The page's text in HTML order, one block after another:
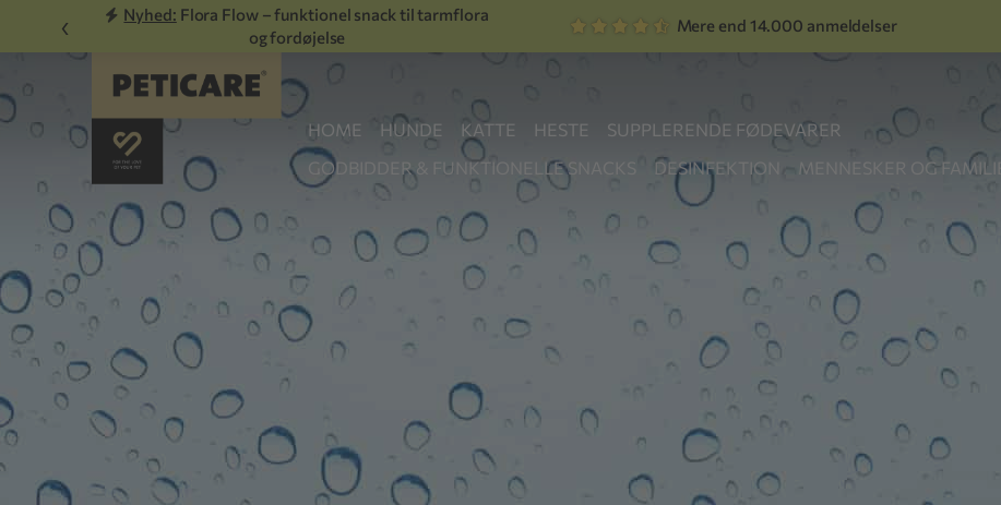
‹ Nyhed: Flora Flow – funktionel snack til tarmflora
og fordøjelse
Mere end 14.000 anmeldelser
HOME HUNDE KATTE HESTE
SUPPLERENDE FØDEVARER
GODBIDDER & FUNKTIONELLE SNACKS
DESINFEKTION MENNESKER OG FAMILIE